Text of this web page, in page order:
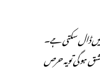
ڈال سکتی ہے۔
ہوگی تویہ حرص